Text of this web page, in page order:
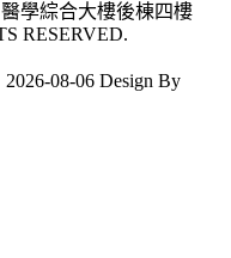
學綜合大樓後棟四樓
RESERVED.
08-06 Design By